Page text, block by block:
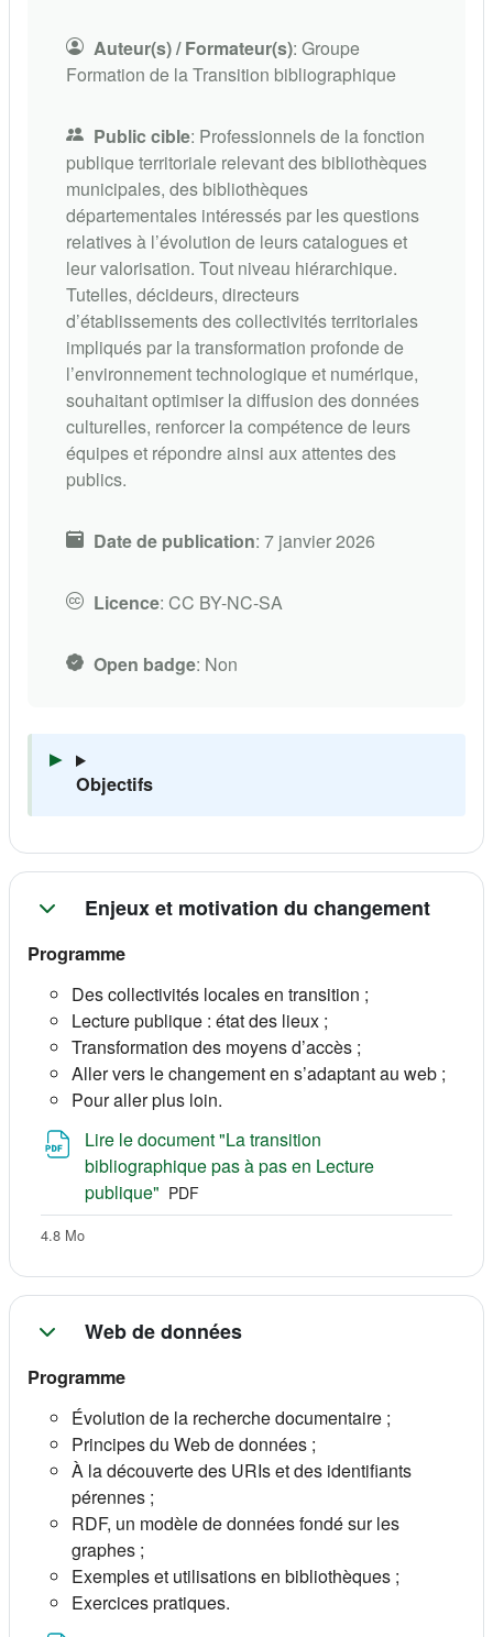
Auteur(s) / Formateur(s): Groupe
Formation de la Transition bibliographique
Public cible: Professionnels de la fonction
publique territoriale relevant des bibliothèques
municipales, des bibliothèques
départementales intéressés par les questions
relatives à l’évolution de leurs catalogues et
leur valorisation. Tout niveau hiérarchique.
Tutelles, décideurs, directeurs
d’établissements des collectivités territoriales
impliqués par la transformation profonde de
l’environnement technologique et numérique,
souhaitant optimiser la diffusion des données
culturelles, renforcer la compétence de leurs
équipes et répondre ainsi aux attentes des
publics.
Date de publication: 7 janvier 2026
Licence: CC BY-NC-SA
Open badge: Non
Objectifs
Enjeux et motivation du changement
Programme
Des collectivités locales en transition ;
Lecture publique : état des lieux ;
Transformation des moyens d’accès ;
Aller vers le changement en s’adaptant au web ;
Pour aller plus loin.
Lire le document "La transition
bibliographique pas à pas en Lecture
publique" Fichier
PDF
4.8 Mo
Web de données
Programme
Évolution de la recherche documentaire ;
Principes du Web de données ;
À la découverte des URIs et des identifiants
pérennes ;
RDF, un modèle de données fondé sur les
graphes ;
Exemples et utilisations en bibliothèques ;
Exercices pratiques.